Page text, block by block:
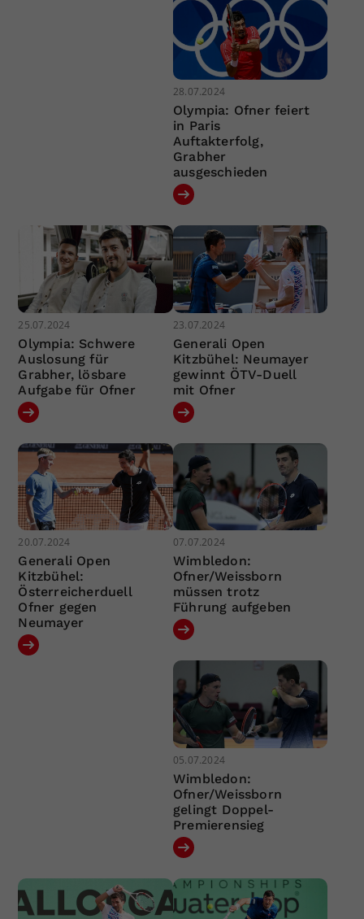
28.07.2024
Olympia: Ofner feiert
in Paris
Auftakterfolg,
Grabher
ausgeschieden
25.07.2024
Olympia: Schwere
Auslosung für
Grabher, lösbare
Aufgabe für Ofner
23.07.2024
Generali Open
Kitzbühel: Neumayer
gewinnt ÖTV-Duell
mit Ofner
20.07.2024
Generali Open
Kitzbühel:
Österreicherduell
Ofner gegen
Neumayer
07.07.2024
Wimbledon:
Ofner/Weissborn
müssen trotz
Führung aufgeben
05.07.2024
Wimbledon:
Ofner/Weissborn
gelingt Doppel-
Premierensieg